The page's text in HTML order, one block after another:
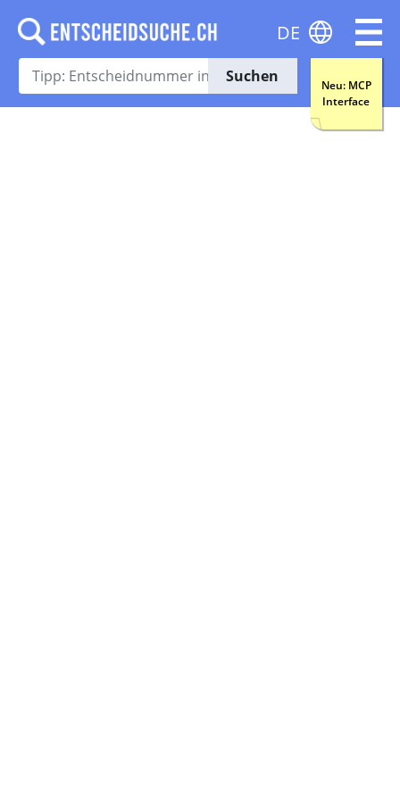
Suchen
Neu: MCP
Interface
DE